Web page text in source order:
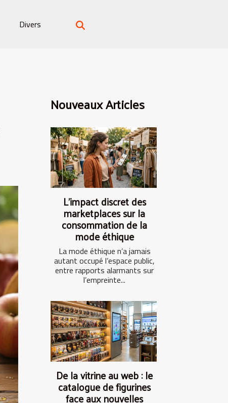
Divers
Nouveaux Articles
L’impact discret des
marketplaces sur la
consommation de la
mode éthique
La mode éthique n’a jamais
autant occupé l’espace public,
entre rapports alarmants sur
l’empreinte...
De la vitrine au web : le
catalogue de figurines
face aux nouvelles